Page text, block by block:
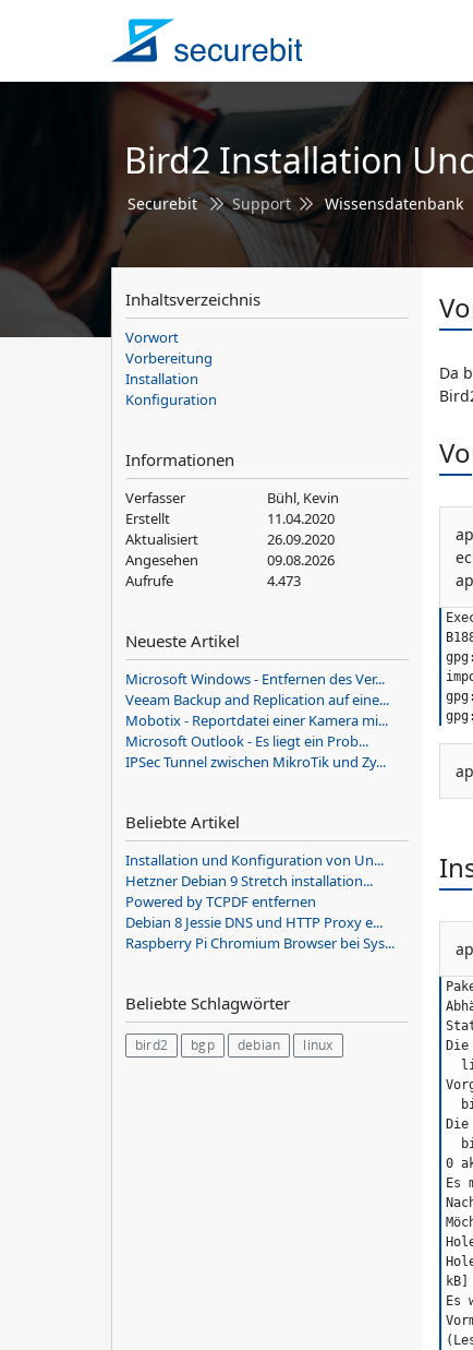
Bird2 Installation
Securebit Support Wissensdatenbank
Inhaltsverzeichnis
Vorwort
Vorbereitung
Installation
Konfiguration
Informationen
Verfasser
Bühl, Kevin
Erstellt
11.04.2020
Aktualisiert
26.09.2020
Angesehen
09.08.2026
Aufrufe
4.473
Neueste Artikel
Microsoft Windows - Entfernen des Ver...
Veeam Backup and Replication auf eine...
Mobotix - Reportdatei einer Kamera mi...
Microsoft Outlook - Es liegt ein Prob...
IPSec Tunnel zwischen MikroTik und Zy...
Beliebte Artikel
Installation und Konfiguration von Un...
Hetzner Debian 9 Stretch installation...
Powered by TCPDF entfernen
Debian 8 Jessie DNS und HTTP Proxy e...
Raspberry Pi Chromium Browser bei Sys...
Beliebte Schlagwörter
bird2 bgp debian linux
Da
0
Es
kB]
Es